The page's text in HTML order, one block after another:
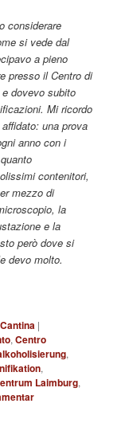
considerare
si vede dal
a pieno
presso il Centro di
dovevo subito
Mi ricordo
una prova
anno con i
contenitori,
mezzo di
la
e la
però dove si
devo molto.
|
,Centro
,
,
Laimburg,